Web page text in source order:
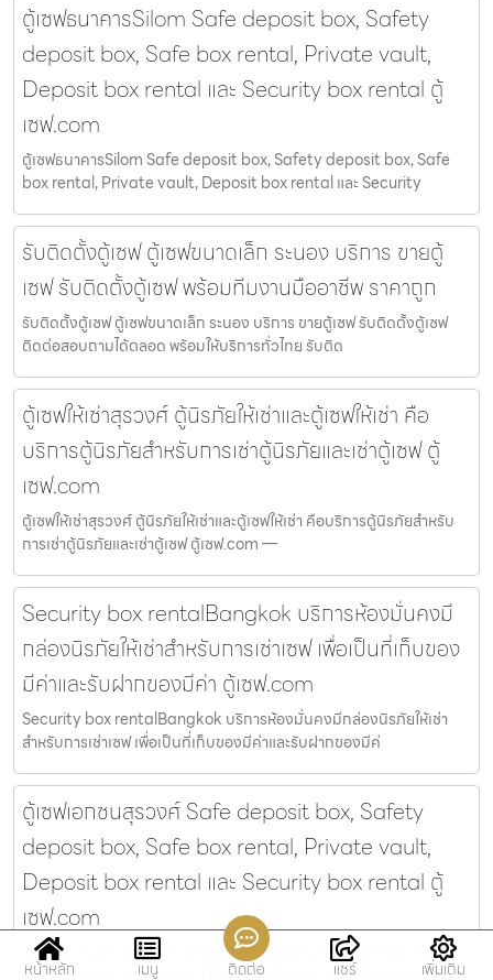
ตู้เซฟธนาคารSilom Safe deposit box, Safety
deposit box, Safe box rental, Private vault,
Deposit box rental และ Security box rental ตู้
เซฟ.com
ตู้เซฟธนาคารSilom Safe deposit box, Safety deposit box, Safe
box rental, Private vault, Deposit box rental และ Security
รับติดตั้งตู้เซฟ ตู้เซฟขนาดเล็ก ระนอง บริการ ขายตู้
เซฟ รับติดตั้งตู้เซฟ พร้อมทีมงานมืออาชีพ ราคาถูก
รับติดตั้งตู้เซฟ ตู้เซฟขนาดเล็ก ระนอง บริการ ขายตู้เซฟ รับติดตั้งตู้เซฟ
ติดต่อสอบถามได้ตลอด พร้อมให้บริการทั่วไทย รับติด
ตู้เซฟให้เช่าสุรวงศ์ ตู้นิรภัยให้เช่าและตู้เซฟให้เช่า คือ
บริการตู้นิรภัยสำหรับการเช่าตู้นิรภัยและเช่าตู้เซฟ ตู้
เซฟ.com
ตู้เซฟให้เช่าสุรวงศ์ ตู้นิรภัยให้เช่าและตู้เซฟให้เช่า คือบริการตู้นิรภัยสำหรับ
การเช่าตู้นิรภัยและเช่าตู้เซฟ ตู้เซฟ.com —
Security box rentalBangkok บริการห้องมั่นคงมี
กล่องนิรภัยให้เช่าสำหรับการเช่าเซฟ เพื่อเป็นที่เก็บของ
มีค่าและรับฝากของมีค่า ตู้เซฟ.com
Security box rentalBangkok บริการห้องมั่นคงมีกล่องนิรภัยให้เช่า
สำหรับการเช่าเซฟ เพื่อเป็นที่เก็บของมีค่าและรับฝากของมีค่
ตู้เซฟเอกชนสุรวงศ์ Safe deposit box, Safety
deposit box, Safe box rental, Private vault,
Deposit box rental และ Security box rental ตู้
เซฟ.com
ตู้เซฟเอกชนสุรวงศ์ Safe deposit box, Safety deposit box, Safe
หน้าหลัก เมนู ติดต่อ แชร์ เพิ่มเติม